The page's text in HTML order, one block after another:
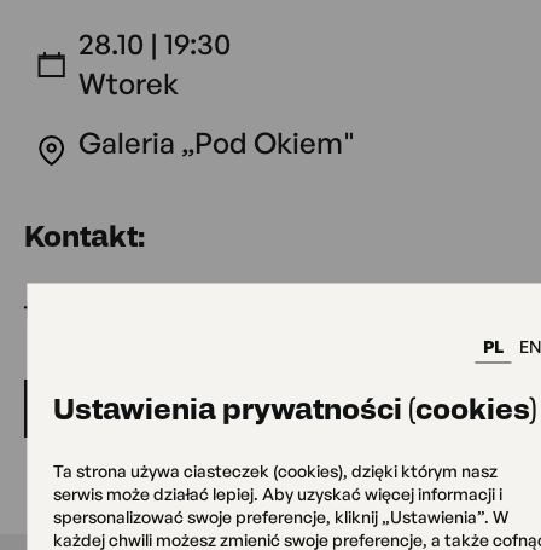
PL EN
Ustawienia prywatności (cookies)
Ta strona używa ciasteczek (cookies), dzięki którym nasz
serwis może działać lepiej. Aby uzyskać więcej informacji i
spersonalizować swoje preferencje, kliknij „Ustawienia”. W
każdej chwili możesz zmienić swoje preferencje, a także
28.10 | 19:30
Wtorek
Galeria „Pod Okiem"
Kontakt:
tel: 22 822 48 70
Wstęp wolny